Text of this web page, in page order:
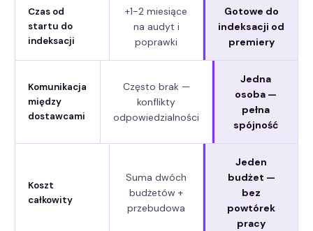
Czas od
startu do
indeksacji
+1-2 miesiące
na audyt i
poprawki
Gotowe do
indeksacji od
premiery
Komunikacja
między
dostawcami
Często brak —
konflikty
odpowiedzialności
Jedna
osoba —
pełna
spójność
Koszt
całkowity
Suma dwóch
budżetów +
przebudowa
Jeden
budżet —
bez
powtórek
pracy